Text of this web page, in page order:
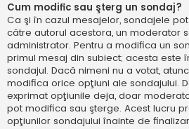
Cum modific sau şterg un sondaj?
Ca şi în cazul mesajelor, sondajele
către autorul acestora, un moderator
administrator. Pentru a modifica un
primul mesaj din subiect; acesta este
sondajul. Dacă nimeni nu a votat,
modifica orice opţiuni ale sondajului.
exprimat opţiunile deja, doar
pot modifica sau şterge. Acest lucru
opţiunilor sondajului înainte de